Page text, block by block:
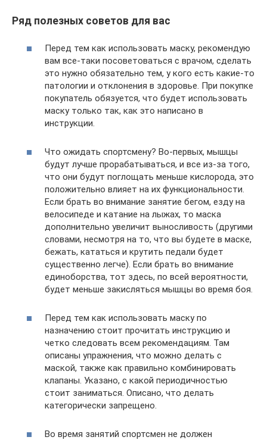
Ряд полезных советов для вас
Перед тем как использовать маску, рекомендую
вам все-таки посоветоваться с врачом, сделать
это нужно обязательно тем, у кого есть какие-то
патологии и отклонения в здоровье. При покупке
покупатель обязуется, что будет использовать
маску только так, как это написано в
инструкции.
Что ожидать спортсмену? Во-первых, мышцы
будут лучше прорабатываться, и все из-за того,
что они будут поглощать меньше кислорода, это
положительно влияет на их функциональности.
Если брать во внимание занятие бегом, езду на
велосипеде и катание на лыжах, то маска
дополнительно увеличит выносливость (другими
словами, несмотря на то, что вы будете в маске,
бежать, кататься и крутить педали будет
существенно легче). Если брать во внимание
единоборства, тот здесь, по всей вероятности,
будет меньше закисляться мышцы во время боя.
Перед тем как использовать маску по
назначению стоит прочитать инструкцию и
четко следовать всем рекомендациям. Там
описаны упражнения, что можно делать с
маской, также как правильно комбинировать
клапаны. Указано, с какой периодичностью
стоит заниматься. Описано, что делать
категорически запрещено.
Во время занятий спортсмен не должен